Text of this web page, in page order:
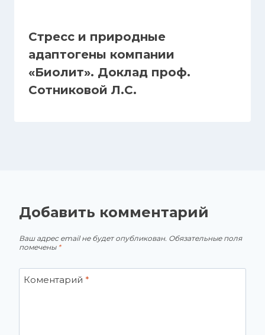
Стресс и природные
адаптогены компании
«Биолит». Доклад проф.
Сотниковой Л.С.
Добавить комментарий
Ваш адрес email не будет опубликован. Обязательные поля
помечены *
Коментарий *